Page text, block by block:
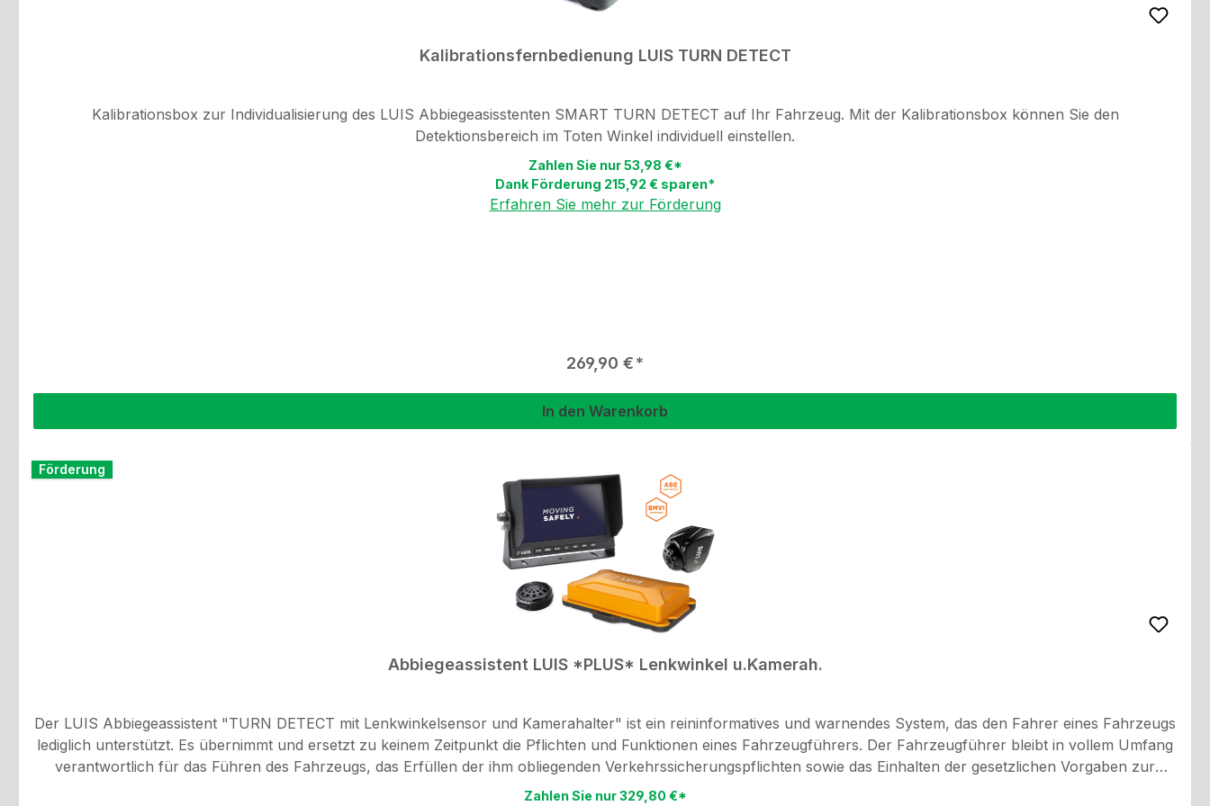
Kalibrationsfernbedienung LUIS TURN DETECT
Kalibrationsbox zur Individualisierung des LUIS Abbiegeasisstenten SMART TURN DETECT auf Ihr Fahrzeug. Mit der Kalibrationsbox können Sie den
Detektionsbereich im Toten Winkel individuell einstellen.
Zahlen Sie nur 53,98 €*
Dank Förderung 215,92 € sparen*
Erfahren Sie mehr zur Förderung
Regulärer Preis:
269,90 €
In den Warenkorb
Förderung
Abbiegeassistent LUIS *PLUS* Lenkwinkel u.Kamerah.
Der LUIS Abbiegeassistent "TURN DETECT mit Lenkwinkelsensor und Kamerahalter" ist ein reininformatives und warnendes System, das den Fahrer eines Fahrzeugs
lediglich unterstützt. Es übernimmt und ersetzt zu keinem Zeitpunkt die Pflichten und Funktionen eines Fahrzeugführers. Der Fahrzeugführer bleibt in vollem Umfang
verantwortlich für das Führen des Fahrzeugs, das Erfüllen der ihm obliegenden Verkehrssicherungspflichten sowie das Einhalten der gesetzlichen Vorgaben zur
Zahlen Sie nur 329,80 €*